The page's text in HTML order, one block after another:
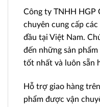
Công ty TNHH HGP
chuyên cung cấp các
đầu tại Việt Nam.
đến những sản
tốt nhất và luôn sẵn
Hỗ trợ giao hàng
phẩm được vận